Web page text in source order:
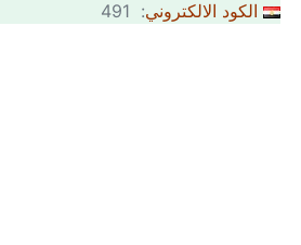
الكود الالكتروني: 491